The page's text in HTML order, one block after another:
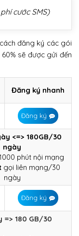
cước SMS)
đăng ký các gói
sẽ được gửi đến
Đăng ký nhanh
Đăng ký
<=> 180GB/30
ngày
phút nội mạng
gọi liên mạng/30
ngày
Đăng ký
=> 180 GB/30